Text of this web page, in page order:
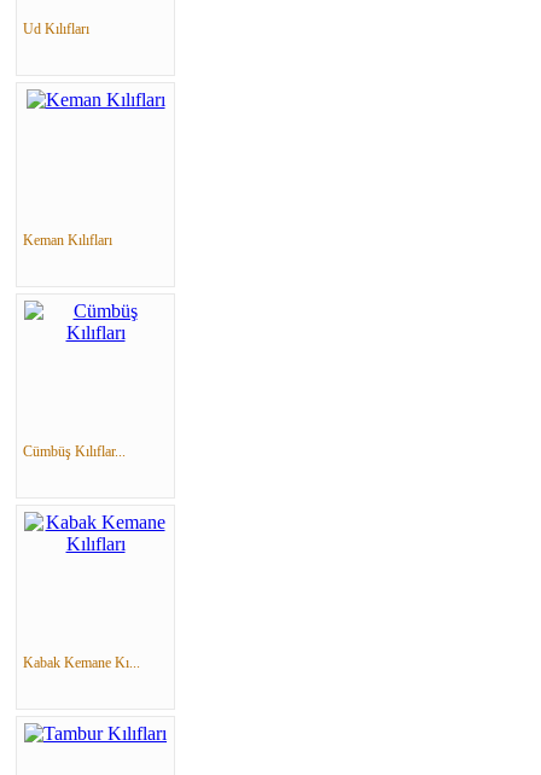
Ud Kılıfları
Keman Kılıfları
Cümbüş Kılıflar...
Kabak Kemane Kı...